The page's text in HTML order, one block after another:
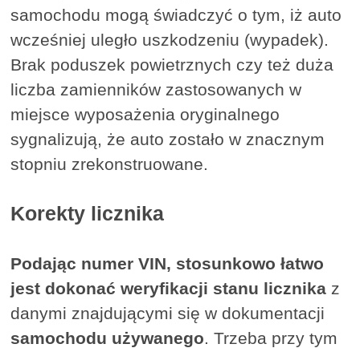
samochodu mogą świadczyć o tym, iż auto
wcześniej uległo uszkodzeniu (wypadek).
Brak poduszek powietrznych czy też duża
liczba zamienników zastosowanych w
miejsce wyposażenia oryginalnego
sygnalizują, że auto zostało w znacznym
stopniu zrekonstruowane.
Korekty licznika
Podając numer VIN, stosunkowo łatwo
jest dokonać weryfikacji stanu licznika z
danymi znajdującymi się w dokumentacji
samochodu używanego. Trzeba przy tym